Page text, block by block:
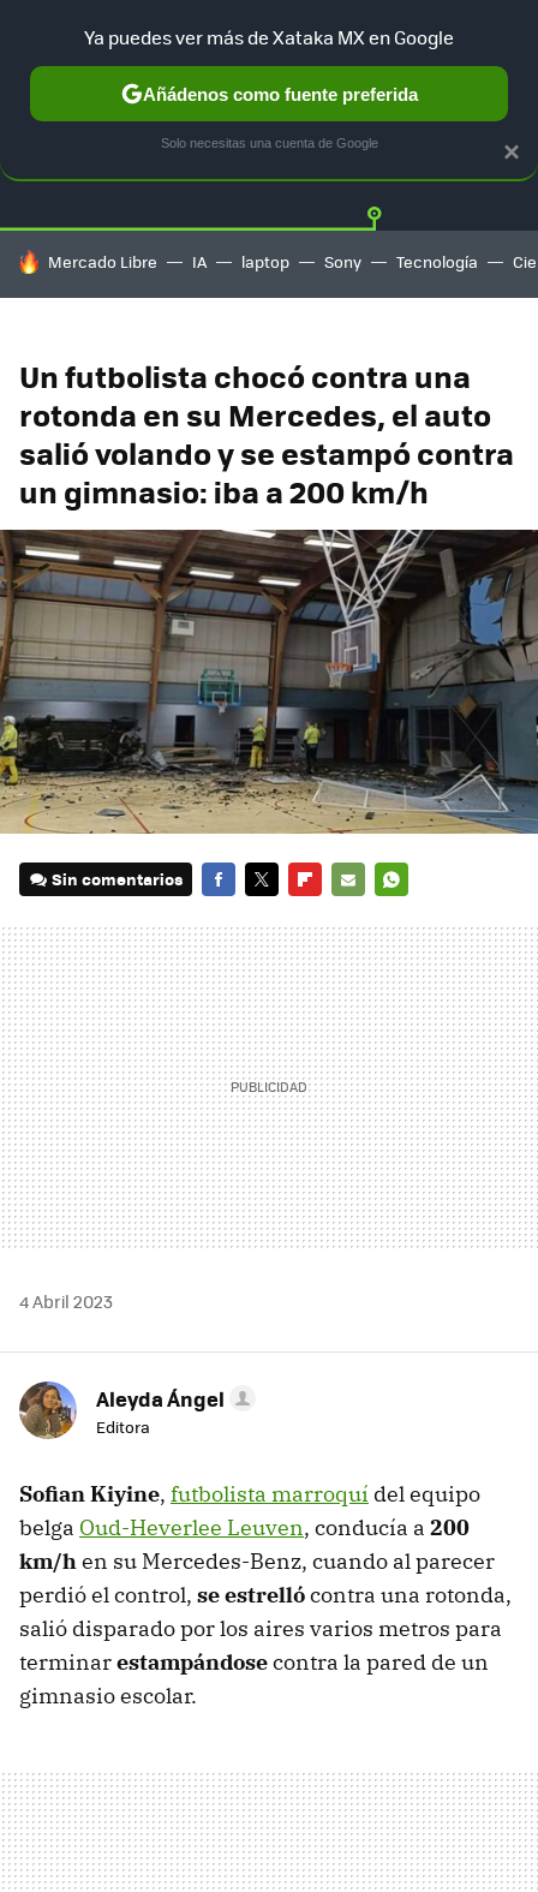
TESLA UBER AUTO ELECTRICO Twitter
HOY SE HABLA DE
Mercado Libre IA laptop Sony Tecnología
Un futbolista chocó contra una
rotonda en su Mercedes, el auto
salió volando y se estampó contra
un gimnasio: iba a 200 km/h
Sin comentarios
MAIL
4 Abril 2023
Aleyda Ángel
Editora
Sofian Kiyine, futbolista marroquí del equipo
belga Oud-Heverlee Leuven, conducía a 200
km/hen su Mercedes-Benz, cuando al parecer
perdió el control, se estrellócontra una rotonda,
salió disparado por los aires varios metros para
terminarestampándosecontra la pared de un
gimnasio escolar.
×
Ya puedes ver más de Xataka MX en Google
Añádenos como fuente preferida
Solo necesitas una cuenta de Google